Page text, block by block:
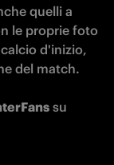
quelli a
le proprie foto
d'inizio,
del match.
su